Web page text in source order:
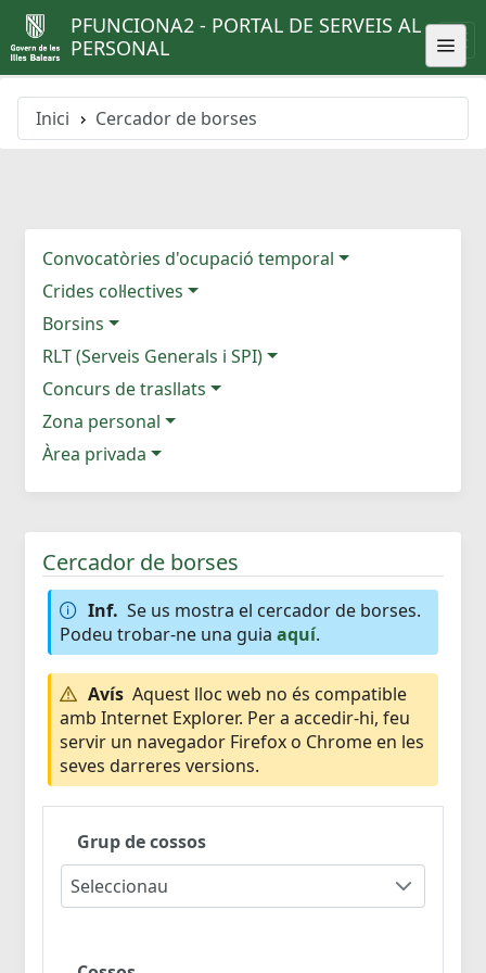
PFUNCIONA2 - PORTAL DE SERVEIS AL
PERSONAL
Inici Cercador de borses
Convocatòries d'ocupació temporal
Crides col·lectives
Borsins
RLT (Serveis Generals i SPI)
Concurs de trasllats
Zona personal
Àrea privada
Cercador de borses
Inf. Se us mostra el cercador de borses.
Podeu trobar-ne una guia aquí.
Avís Aquest lloc web no és compatible
amb Internet Explorer. Per a accedir-hi, feu
servir un navegador Firefox o Chrome en les
seves darreres versions.
Grup de cossos
Seleccionau